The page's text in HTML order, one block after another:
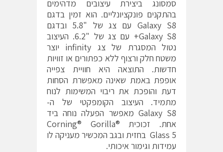
סמסונג ביצירת עיצובים מדהימים
בהתקנים פונקציונליים. הוא זמין בדגם
Galaxy S8 עם צג של "5.8 ובדגם
Galaxy S8+ עם צג של "6.2. העיצוב
נטול המסגרת של צג infinity יוצר
משטח חלק ורצוף ללא כפתורים או זוויות
חדשות. התוצאה היא חוויית צפייה
אופפת באמת שאינה מאפשרת הסחות
דעת והופכת את ריבוי המשימות לנוח
מתמיד. העיצוב הקומפקטי של ה-
Galaxy S8 מאפשר הפעלה נוחה ביד
אחת. זכוכית Corning® Gorilla®
Glass 5 בחזית ובגב המכשיר מעניקה לו
עמידות וגימור איכותי.